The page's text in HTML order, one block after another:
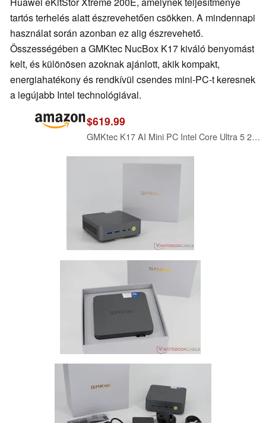
tartós terhelés alatt észrevehetően csökken. A mindennapi
használat során azonban ez alig észrevehető.
Összességében a GMKtec NucBox K17 kiváló benyomást
kelt, és különösen azoknak ajánlott, akik kompakt,
energiahatékony és rendkívül csendes mini-PC-t keresnek
a legújabb Intel technológiával.
$619.99
GMKtec K17 AI Mini PC Intel Core Ultra 5 226V LPDDR5X 8533MT/s 97 Tops AI